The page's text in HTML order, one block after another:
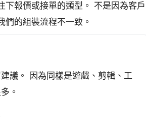
下報價或接單的類型。 不是因為客戶
們的組裝流程不一致。
議。 因為同樣是遊戲、剪輯、工
。